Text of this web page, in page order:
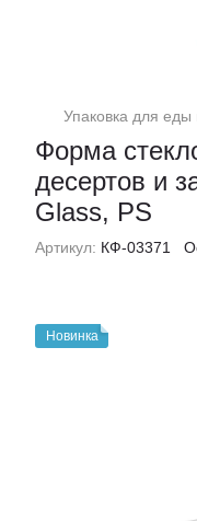
Упаковка для еды
Форма
десертов и
Glass, PS
Артикул: КФ-03371
Новинка